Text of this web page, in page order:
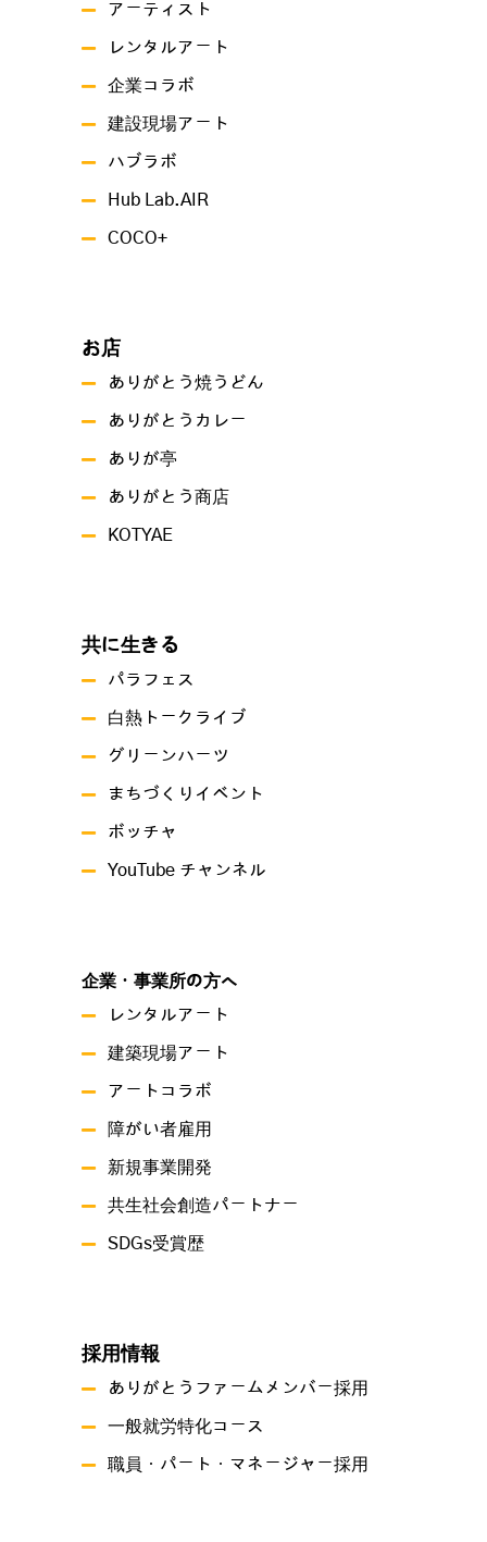
アーティスト
レンタルアート
企業コラボ
建設現場アート
ハブラボ
Hub Lab.AIR
COCO+
お店
ありがとう焼うどん
ありがとうカレー
ありが亭
ありがとう商店
KOTYAE
共に生きる
パラフェス
白熱トークライブ
グリーンハーツ
まちづくりイベント
ボッチャ
YouTube チャンネル
企業・事業所の方へ
レンタルアート
建築現場アート
アートコラボ
障がい者雇用
新規事業開発
共生社会創造パートナー
SDGs受賞歴
採用情報
ありがとうファームメンバー採用
一般就労特化コース
職員・パート・マネージャー採用